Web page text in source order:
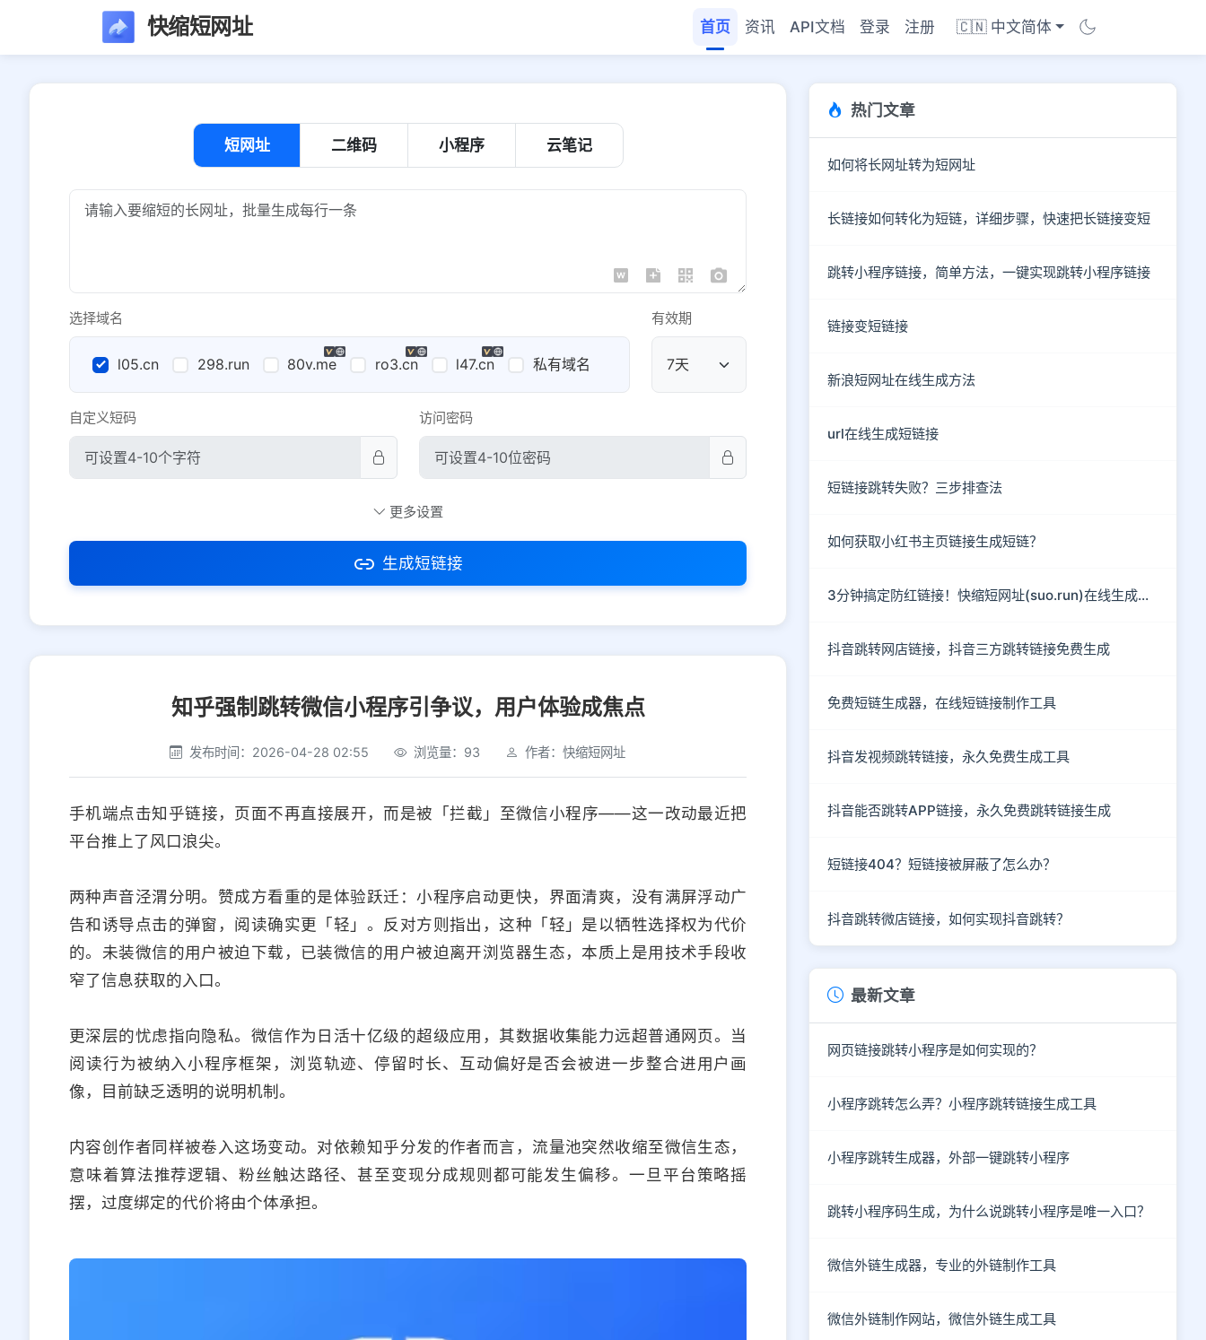
快缩短网址 首页 资讯 API文档 登录 注册 🇨🇳 中文简体
短网址 二维码 小程序 云笔记
选择域名
l05.cn 298.run 80v.me ro3.cn l47.cn 私有域名 公共域名
有效期
自定义短码 访问密码
社交平台 电商平台
选择防红平台类型，避免链接被拦截
平台设置
iOS Android PC 其他
更多设置
生成短链接
知乎强制跳转微信小程序引争议，用户体验成焦点
发布时间：2026-04-28 02:55 浏览量：93 作者：快缩短网址
手机端点击知乎链接，页面不再直接展开，而是被「拦截」至微信小程序——这一改动最近把
平台推上了风口浪尖。
两种声音泾渭分明。赞成方看重的是体验跃迁：小程序启动更快，界面清爽，没有满屏浮动广
告和诱导点击的弹窗，阅读确实更「轻」。反对方则指出，这种「轻」是以牺牲选择权为代价
的。未装微信的用户被迫下载，已装微信的用户被迫离开浏览器生态，本质上是用技术手段收
窄了信息获取的入口。
更深层的忧虑指向隐私。微信作为日活十亿级的超级应用，其数据收集能力远超普通网页。当
阅读行为被纳入小程序框架，浏览轨迹、停留时长、互动偏好是否会被进一步整合进用户画
像，目前缺乏透明的说明机制。
内容创作者同样被卷入这场变动。对依赖知乎分发的作者而言，流量池突然收缩至微信生态，
意味着算法推荐逻辑、粉丝触达路径、甚至变现分成规则都可能发生偏移。一旦平台策略摇
摆，过度绑定的代价将由个体承担。
热门文章
如何将长网址转为短网址
长链接如何转化为短链，详细步骤，快速把长链接变短
跳转小程序链接，简单方法，一键实现跳转小程序链接
链接变短链接
新浪短网址在线生成方法
url在线生成短链接
短链接跳转失败？三步排查法
如何获取小红书主页链接生成短链？
3分钟搞定防红链接！快缩短网址(suo.run)在线生成指南
抖音跳转网店链接，抖音三方跳转链接免费生成
免费短链生成器，在线短链接制作工具
抖音发视频跳转链接，永久免费生成工具
抖音能否跳转APP链接，永久免费跳转链接生成
短链接404？短链接被屏蔽了怎么办？
抖音跳转微店链接，如何实现抖音跳转？
最新文章
网页链接跳转小程序是如何实现的？
小程序跳转怎么弄？小程序跳转链接生成工具
小程序跳转生成器，外部一键跳转小程序
跳转小程序码生成，为什么说跳转小程序是唯一入口？
微信外链生成器，专业的外链制作工具
微信外链制作网站，微信外链生成工具